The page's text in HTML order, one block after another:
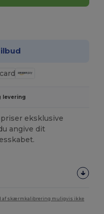
levering
eksklusive
angive dit
af skærmkalibrering muligvis ikke